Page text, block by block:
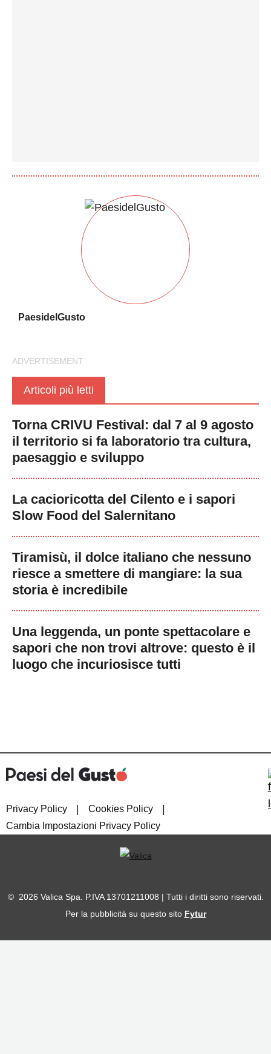
PaesidelGusto
Articoli più letti
Torna CRIVU Festival: dal 7 al 9 agosto
il territorio si fa laboratorio tra cultura,
paesaggio e sviluppo
La cacioricotta del Cilento e i sapori
Slow Food del Salernitano
Tiramisù, il dolce italiano che nessuno
riesce a smettere di mangiare: la sua
storia è incredibile
Una leggenda, un ponte spettacolare e
sapori che non trovi altrove: questo è il
luogo che incuriosisce tutti
Privacy Policy Cookies Policy
Cambia Impostazioni Privacy Policy
© 2026 Valica Spa. P.IVA 13701211008 | Tutti i diritti sono riservati.
Per la pubblicità su questo sito Fytur